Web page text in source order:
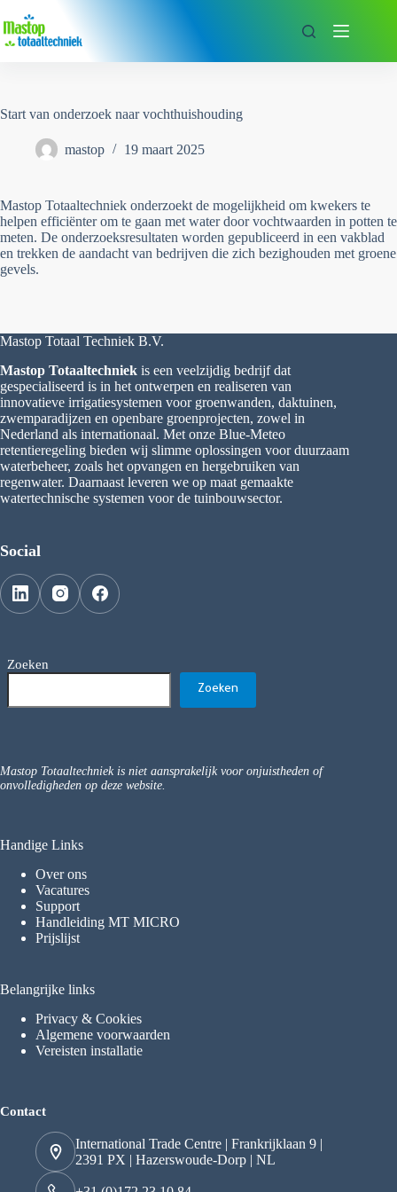
naar
de
Start van onderzoek naar vochthuishouding
mastop 19 maart 2025
Mastop Totaaltechniek onderzoekt de mogelijkheid om kwekers te
helpen efficiënter om te gaan met water door vochtwaarden in potten te
meten. De onderzoeksresultaten worden gepubliceerd in een vakblad
en trekken de aandacht van bedrijven die zich bezighouden met groene
gevels.
Mastop Totaal Techniek B.V.
Mastop Totaaltechniek is een veelzijdig bedrijf dat
gespecialiseerd is in het ontwerpen en realiseren van
innovatieve irrigatiesystemen voor groenwanden, daktuinen,
zwemparadijzen en openbare groenprojecten, zowel in
Nederland als internationaal. Met onze Blue-Meteo
retentieregeling bieden wij slimme oplossingen voor duurzaam
waterbeheer, zoals het opvangen en hergebruiken van
regenwater. Daarnaast leveren we op maat gemaakte
watertechnische systemen voor de tuinbouwsector.
Social
Zoeken
Zoeken
Mastop Totaaltechniek is niet aansprakelijk voor onjuistheden of
onvolledigheden op deze website.
Handige Links
Over ons
Vacatures
Support
Handleiding MT MICRO
Prijslijst
Belangrijke links
Privacy & Cookies
Algemene voorwaarden
Vereisten installatie
Contact
International Trade Centre | Frankrijklaan 9 |
2391 PX | Hazerswoude-Dorp | NL